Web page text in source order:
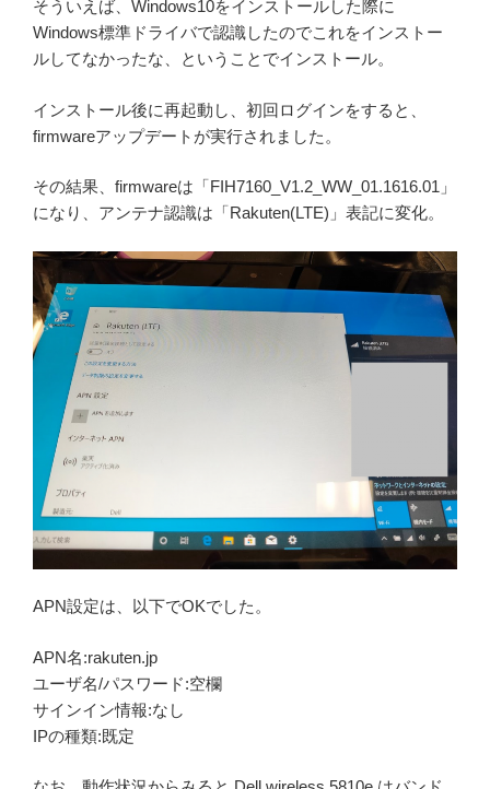
そういえば、Windows10をインストールした際に
Windows標準ドライバで認識したのでこれをインストー
ルしてなかったな、ということでインストール。
インストール後に再起動し、初回ログインをすると、
firmwareアップデートが実行されました。
その結果、firmwareは「FIH7160_V1.2_WW_01.1616.01」
になり、アンテナ認識は「Rakuten(LTE)」表記に変化。
APN設定は、以下でOKでした。
APN名:rakuten.jp
ユーザ名/パスワード:空欄
サインイン情報:なし
IPの種類:既定